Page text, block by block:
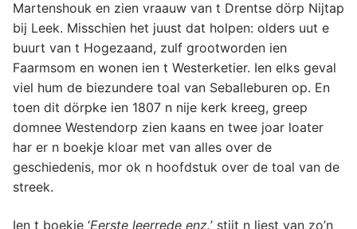
Martenshouk en zien vraauw van t Drentse dörp Nijtap
bij Leek. Misschien het juust dat holpen: olders uut e
buurt van t Hogezaand, zulf grootworden ien
Faarmsom en wonen ien t Westerketier. Ien elks geval
viel hum de biezundere toal van Seballeburen op. En
toen dit dörpke ien 1807 n nije kerk kreeg, greep
domnee Westendorp zien kaans en twee joar loater
har er n boekje kloar met van alles over de
geschiedenis, mor ok n hoofdstuk over de toal van de
streek.
Ien t boekje ‘Eerste leerrede enz.’ stijt n liest van zo’n